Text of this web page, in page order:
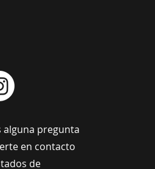
alguna pregunta
en contacto
de